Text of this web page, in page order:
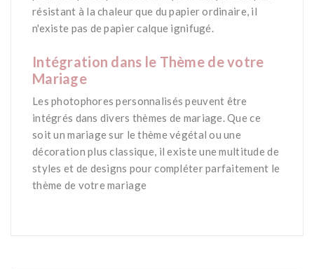
résistant à la chaleur que du papier ordinaire, il
n'existe pas de papier calque ignifugé.
Intégration dans le Thème de votre
Mariage
Les photophores personnalisés peuvent être
intégrés dans divers thèmes de mariage. Que ce
soit un mariage sur le thème végétal ou une
décoration plus classique, il existe une multitude de
styles et de designs pour compléter parfaitement le
thème de votre mariage